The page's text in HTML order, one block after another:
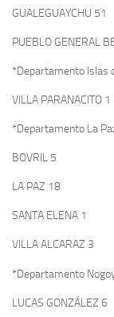
GUALEGUAYCHU 51
PUEBLO GENERAL
*Departamento Islas
VILLA PARANACITO 1
*Departamento La
BOVRIL 5
LA PAZ 18
SANTA ELENA 1
VILLA ALCARAZ 3
*Departamento
LUCAS GONZÁLEZ 6